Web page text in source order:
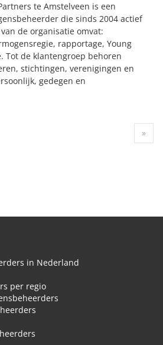
te Amstelveen is een
die sinds 2004 actief
de organisatie omvat:
rapportage, Young
Tot de klantengroep behoren
stichtingen, verenigingen en
gedegen en
»
in Nederland
per regio